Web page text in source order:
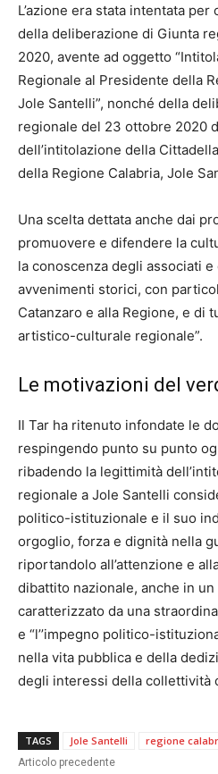
L’azione era stata intentata per
della deliberazione di Giunta
2020, avente ad oggetto
Regionale al Presidente della
Jole Santelli”, nonché della
regionale del 23 ottobre 2020
dell’intitolazione della
della Regione Calabria, Jole
Una scelta dettata anche dai
promuovere e difendere la
la conoscenza degli associati
avvenimenti storici, con
Catanzaro e alla Regione, e di
artistico-culturale regionale”.
Le motivazioni del
Il Tar ha ritenuto infondate le
respingendo punto su punto
ribadendo la legittimità
regionale a Jole Santelli
politico-istituzionale e il suo
orgoglio, forza e dignità nella
riportandolo all’attenzione e
dibattito nazionale, anche in
caratterizzato da una
e “l’’impegno politico-
nella vita pubblica e della
degli interessi della collettività
TAGS Jole Santelli regione
Articolo precedente